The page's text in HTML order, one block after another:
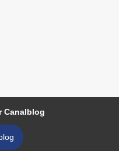
Canalblog